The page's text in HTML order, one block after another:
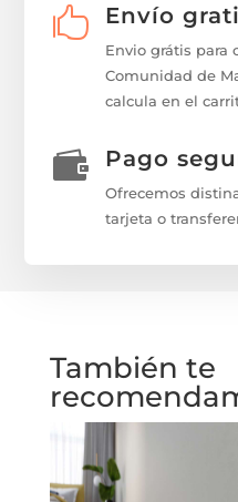
 Envío
Envio grátis para
Comunidad de
calcula en el
 Pago
Ofrecemos
tarjeta o
También te